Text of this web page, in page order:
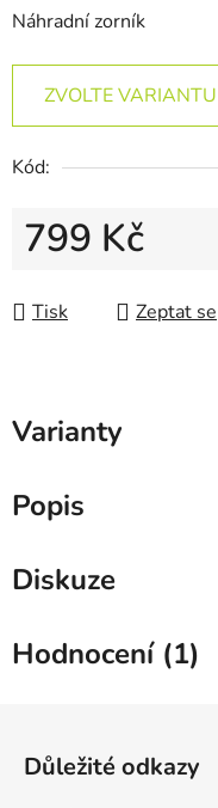
Náhradní zorník
ZVOLTE VARIANTU
Kód:
799 Kč
Tisk
Zeptat se
Varianty
Popis
Diskuze
Hodnocení (1)
Důležité odkazy